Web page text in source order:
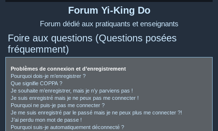
Forum Yi-King Do
Forum dédié aux pratiquants et enseignants
Foire aux questions (Questions posées
fréquemment)
Problèmes de connexion et d’enregistrement
Pourquoi dois-je m’enregistrer ?
Que signifie COPPA ?
Je souhaite m’enregistrer, mais je n’y parviens pas !
Je suis enregistré mais je ne peux pas me connecter !
Pourquoi ne puis-je pas me connecter ?
Je me suis enregistré par le passé mais je ne peux plus me connecter ?!
J’ai perdu mon mot de passe !
Pourquoi suis-je automatiquement déconnecté ?